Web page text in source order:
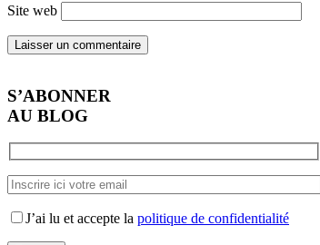
Site web
S’ABONNER
AU BLOG
J’ai lu et accepte la politique de confidentialité